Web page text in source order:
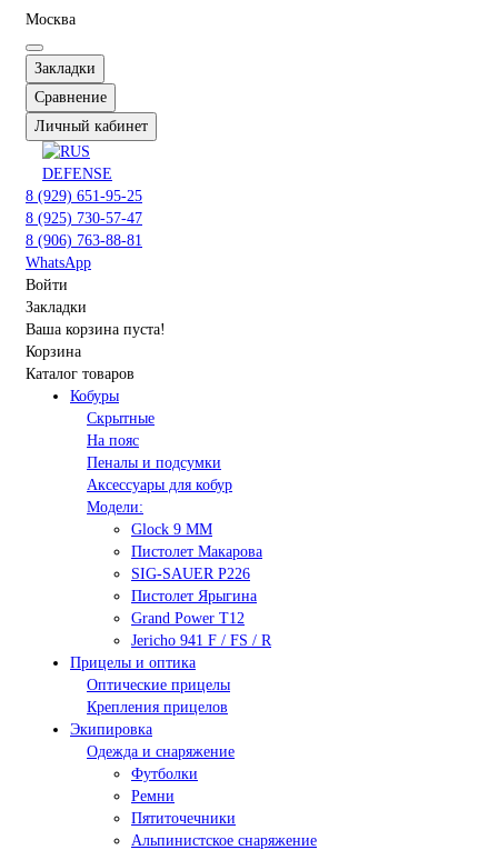
Москва
Закладки
Сравнение
Личный кабинет
8 (929) 651-95-25
8 (925) 730-57-47
8 (906) 763-88-81
WhatsApp
Войти
Закладки
Ваша корзина пуста!
Корзина
Каталог товаров
Кобуры
Скрытные
На пояс
Пеналы и подсумки
Аксессуары для кобур
Модели:
Glock 9 ММ
Пистолет Макарова
SIG-SAUER P226
Пистолет Ярыгина
Grand Power T12
Jericho 941 F / FS / R
Прицелы и оптика
Оптические прицелы
Крепления прицелов
Экипировка
Одежда и снаряжение
Футболки
Ремни
Пятиточечники
Альпинистское снаряжение